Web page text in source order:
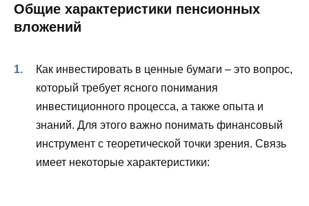
Общие характеристики пенсионных
вложений
Как инвестировать в ценные бумаги – это вопрос,
который требует ясного понимания
инвестиционного процесса, а также опыта и
знаний. Для этого важно понимать финансовый
инструмент с теоретической точки зрения. Связь
имеет некоторые характеристики: